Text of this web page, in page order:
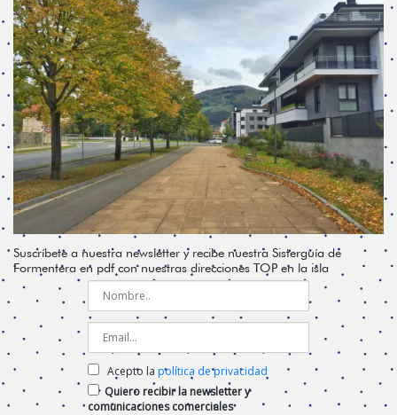
Suscríbete a nuestra newsletter y recibe nuestra Sisterguía de
Formentera en pdf con nuestras direcciones TOP en la isla
Acepto la política de privacidad
Quiero recibir la newsletter y
comunicaciones comerciales